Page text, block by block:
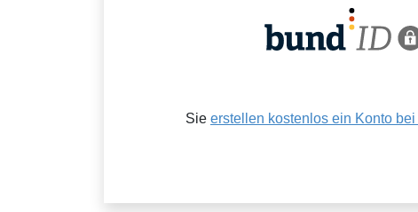
Sie erstellen kostenlos ein Konto